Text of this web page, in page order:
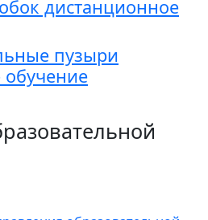
дистанционное
пузыри